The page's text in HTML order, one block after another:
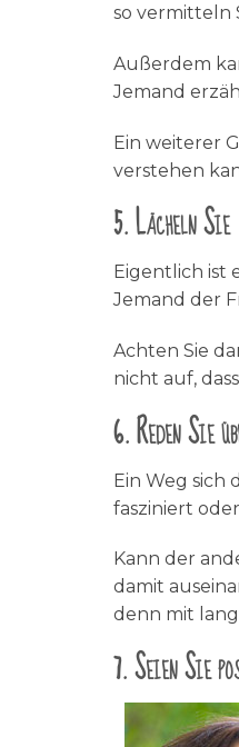
so vermitteln
Außerdem
Jemand
Ein weiterer
verstehen
5. Lächeln Sie
Eigentlich ist
Jemand der
Achten Sie
nicht auf,
6. Reden Sie
Ein Weg sich
fasziniert
Kann der
damit
denn mit
7. Seien Sie